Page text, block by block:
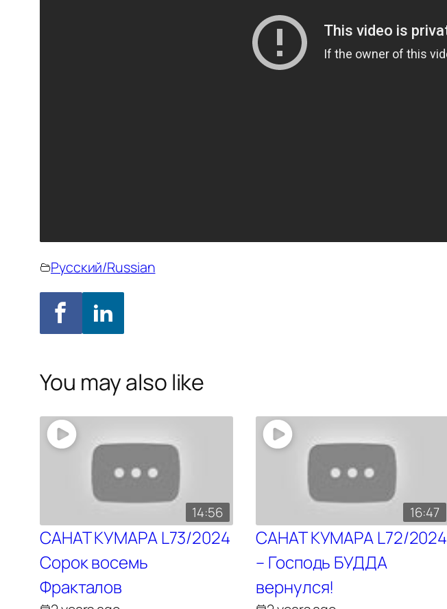
Русский/Russian
You may also like
14:56
САНАТ КУМАРА L73/2024
Сорок восемь
Фракталов
16:47
САНАТ КУМАРА L72/2024
– Господь БУДДА
вернулся!